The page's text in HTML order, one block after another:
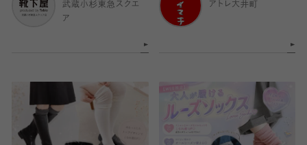
武蔵小杉東急スクエ
ア
アトレ大井町